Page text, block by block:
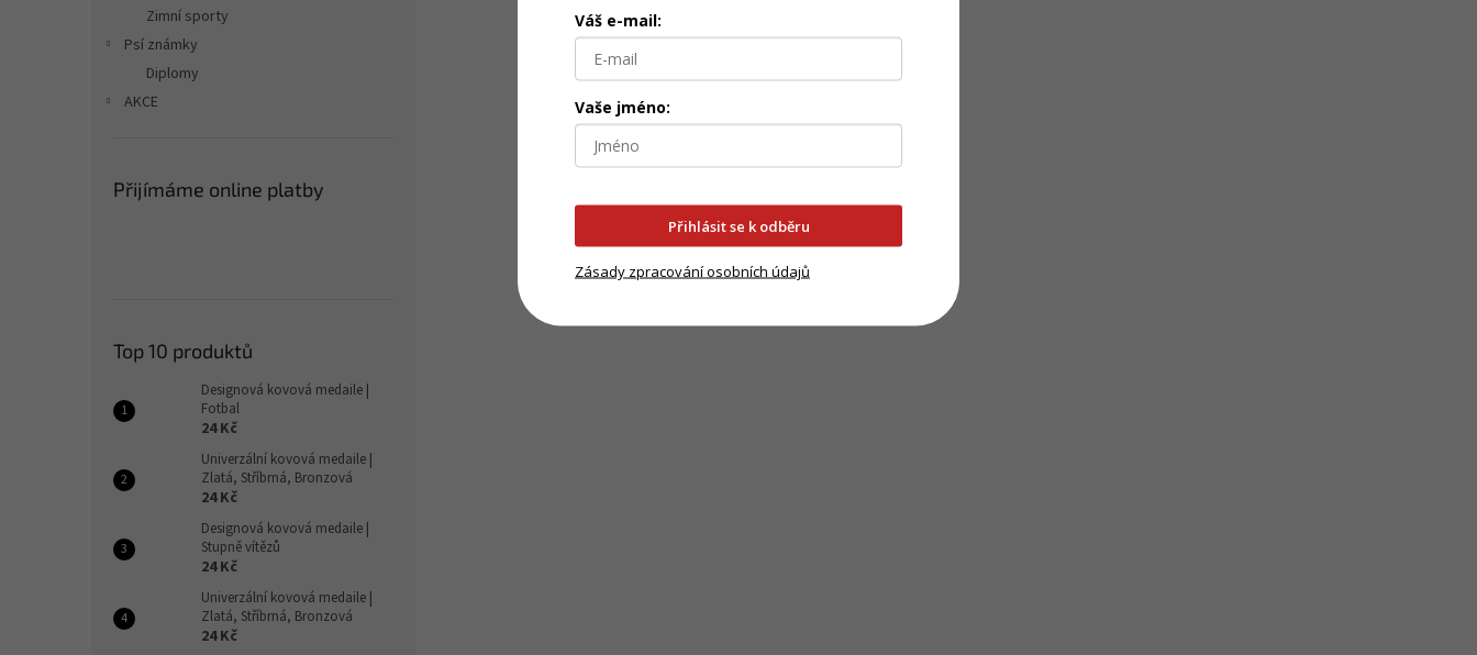
Zimní sporty
Psí známky
Diplomy
AKCE
Přijímáme online platby
Top 10 produktů
Designová kovová medaile |
Fotbal
24 Kč
Univerzální kovová medaile |
Zlatá, Stříbrná, Bronzová
24 Kč
Designová kovová medaile |
Stupně vítězů
24 Kč
Univerzální kovová medaile |
Zlatá, Stříbrná, Bronzová
24 Kč
Váš e-mail:
Vaše jméno:
Přihlásit se k odběru
Zásady zpracování osobních údajů